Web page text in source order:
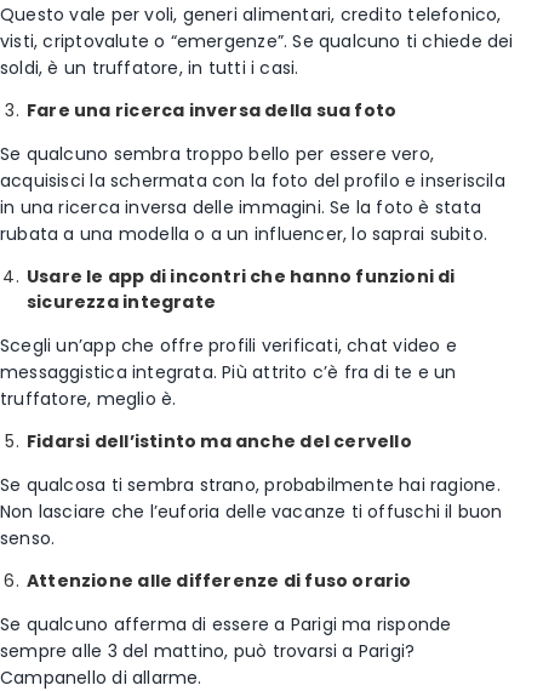
Questo vale per voli, generi alimentari, credito telefonico,
visti, criptovalute o “emergenze”. Se qualcuno ti chiede dei
soldi, è un truffatore, in tutti i casi.
Fare una ricerca inversa della sua foto
Se qualcuno sembra troppo bello per essere vero,
acquisisci la schermata con la foto del profilo e inseriscila
in una ricerca inversa delle immagini. Se la foto è stata
rubata a una modella o a un influencer, lo saprai subito.
Usare le app di incontri che hanno funzioni di
sicurezza integrate
Scegli un’app che offre profili verificati, chat video e
messaggistica integrata. Più attrito c’è fra di te e un
truffatore, meglio è.
Fidarsi dell’istinto ma anche del cervello
Se qualcosa ti sembra strano, probabilmente hai ragione.
Non lasciare che l’euforia delle vacanze ti offuschi il buon
senso.
Attenzione alle differenze di fuso orario
Se qualcuno afferma di essere a Parigi ma risponde
sempre alle 3 del mattino, può trovarsi a Parigi?
Campanello di allarme.